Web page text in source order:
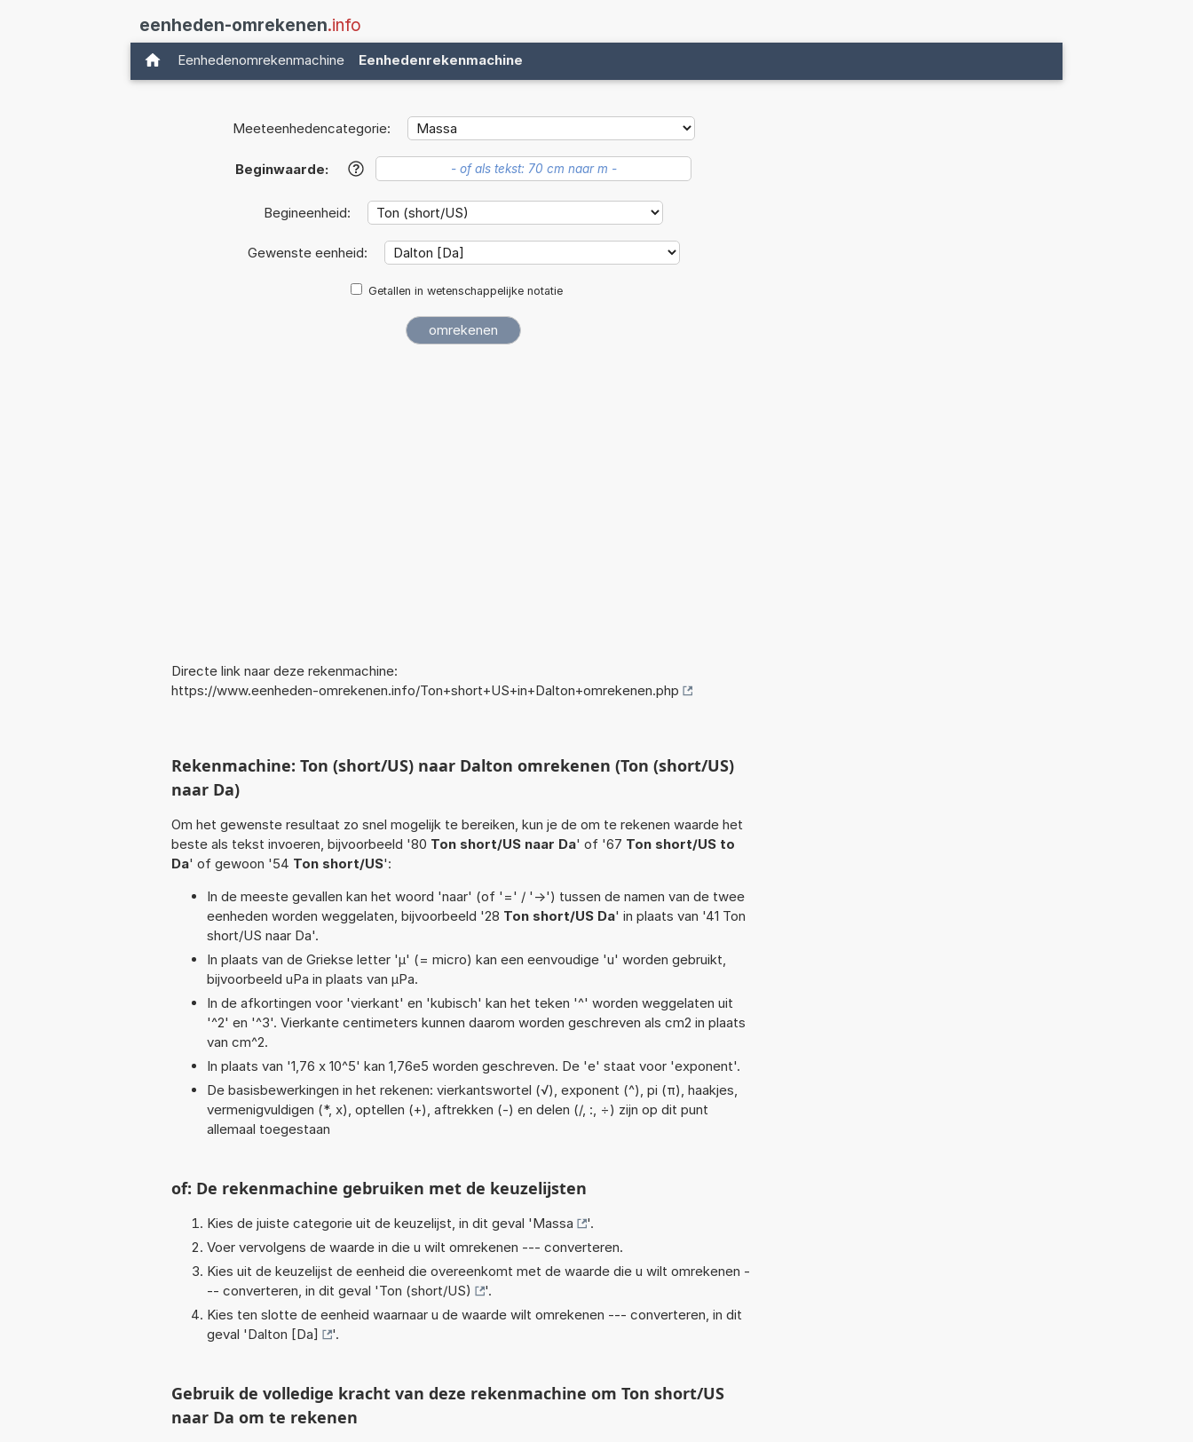
eenheden-omrekenen.info
Eenhedenomrekenmachine Eenhedenrekenmachine
Meeteenhedencategorie:
Beginwaarde: ?
Begineenheid:
Gewenste eenheid:
Getallen in wetenschappelijke notatie
Directe link naar deze rekenmachine:
https://www.eenheden-omrekenen.info/Ton+short+US+in+Dalton+omrekenen.php
Rekenmachine: Ton (short/US) naar Dalton omrekenen (Ton (short/US)
naar Da)
Om het gewenste resultaat zo snel mogelijk te bereiken, kun je de om te rekenen waarde het
beste als tekst invoeren, bijvoorbeeld '80 Ton short/US naar Da' of '67 Ton short/US to
Da' of gewoon '54 Ton short/US':
In de meeste gevallen kan het woord 'naar' (of '=' / '->') tussen de namen van de twee
eenheden worden weggelaten, bijvoorbeeld '28 Ton short/US Da' in plaats van '41 Ton
short/US naar Da'.
In plaats van de Griekse letter 'µ' (= micro) kan een eenvoudige 'u' worden gebruikt,
bijvoorbeeld uPa in plaats van µPa.
In de afkortingen voor 'vierkant' en 'kubisch' kan het teken '^' worden weggelaten uit
'^2' en '^3'. Vierkante centimeters kunnen daarom worden geschreven als cm2 in plaats
van cm^2.
In plaats van '1,76 x 10^5' kan 1,76e5 worden geschreven. De 'e' staat voor 'exponent'.
De basisbewerkingen in het rekenen: vierkantswortel (√), exponent (^), pi (π), haakjes,
vermenigvuldigen (*, x), optellen (+), aftrekken (-) en delen (/, :, ÷) zijn op dit punt
allemaal toegestaan
of: De rekenmachine gebruiken met de keuzelijsten
Kies de juiste categorie uit de keuzelijst, in dit geval 'Massa
'.
Voer vervolgens de waarde in die u wilt omrekenen --- converteren.
Kies uit de keuzelijst de eenheid die overeenkomt met de waarde die u wilt omrekenen -
-- converteren, in dit geval 'Ton (short/US)
'.
Kies ten slotte de eenheid waarnaar u de waarde wilt omrekenen --- converteren, in dit
geval 'Dalton [Da] '.
Gebruik de volledige kracht van deze rekenmachine om Ton short/US
naar Da om te rekenen